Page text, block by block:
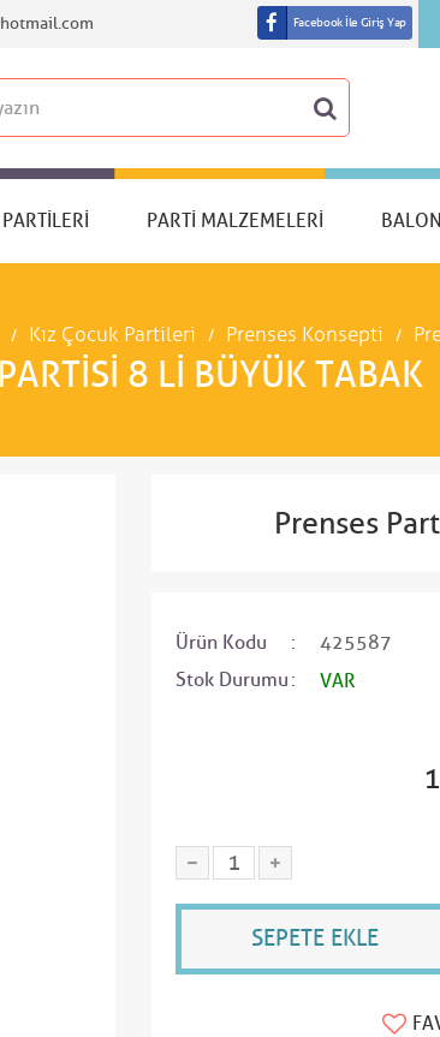
Facebook İle Giriş Yap
PARTI MALZEMELERI
Kız Çocuk Partileri Prenses Konsepti
8 LI BÜYÜK TABAK
Prenses
Ürün Kodu
425587
Stok Durumu
VAR
SEPETE EKLE